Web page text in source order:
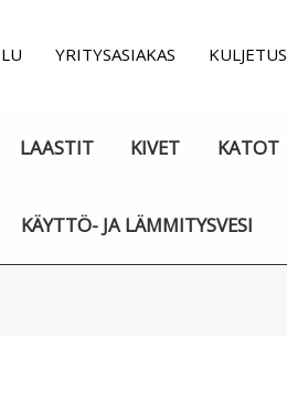
YRITYSASIAKAS KULJETUS
LAASTIT KIVET KATOT
KÄYTTÖ- JA LÄMMITYSVESI